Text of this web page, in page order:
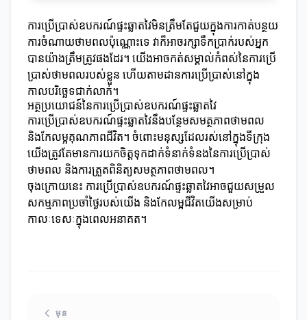
ការប្រើប្រាស់ឧបករណ៍ផ្ទះឆ្លាតវៃមិនត្រឹមតែជួយក្នុងការកាត់បន្ថយ
ការចំណាយថាមពលប៉ុណ្ណោះទេ វាក៏អាចរក្សាទឹកប្រាក់របស់អ្នក
បានយ៉ាងត្រឹមត្រូវផងដែរ។ យើងអាចកត់សម្គាល់កំពស់នៃការប្រើ
ប្រាស់ថាមពលរបស់ខ្លួន ហើយតាមដានការប្រើប្រាស់នៅក្នុង
កាលបរិច្ឆេទជាក់លាក់។
អត្ថប្រយោជន៍នៃការប្រើប្រាស់ឧបករណ៍ផ្ទះឆ្លាតវៃ
ការប្រើប្រាស់ឧបករណ៍ផ្ទះឆ្លាតវៃនឹងបន្ថែមសមត្ថភាពថាមពល
និងកែលម្អគុណភាពជីវិត។ ចំពោះមនុស្សដែលរស់នៅក្នុងទីក្រុង
យើងត្រូវតែមានការយកចិត្ដទុកដាក់ទំនាក់ទំនងនៃការប្រើប្រាស់
ថាមពល និងការត្រួតពិនិត្យសមត្ថភាពថាមពល។
ចុងក្រោយនេះ ការប្រើប្រាស់ឧបករណ៍ផ្ទះឆ្លាតវៃអាចជួយសម្រួល
សកម្មភាពប្រចាំថ្ងៃរបស់យើង និងកែលម្អជីវិតយើងសម្រាប់
កាលៈទេសៈក្នុងពេលអនាគត។
មុន